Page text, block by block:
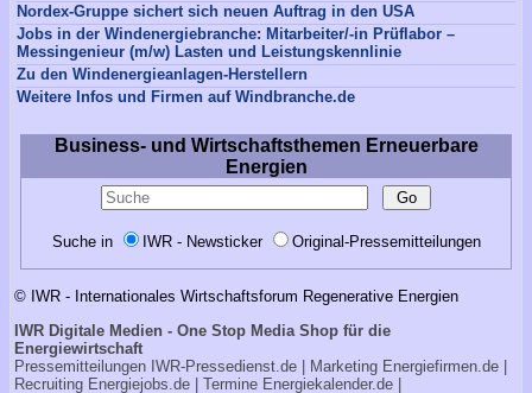
Nordex-Gruppe sichert sich neuen Auftrag in den USA
Jobs in der Windenergiebranche: Mitarbeiter/-in Prüflabor –
Messingenieur (m/w) Lasten und Leistungskennlinie
Zu den Windenergieanlagen-Herstellern
Weitere Infos und Firmen auf Windbranche.de
Business- und Wirtschaftsthemen Erneuerbare
Energien
Suche in IWR - Newsticker Original-Pressemitteilungen
© IWR - Internationales Wirtschaftsforum Regenerative Energien
IWR Digitale Medien - One Stop Media Shop für die
Energiewirtschaft
Pressemitteilungen IWR-Pressedienst.de | Marketing Energiefirmen.de
Recruiting Energiejobs.de | Termine Energiekalender.de